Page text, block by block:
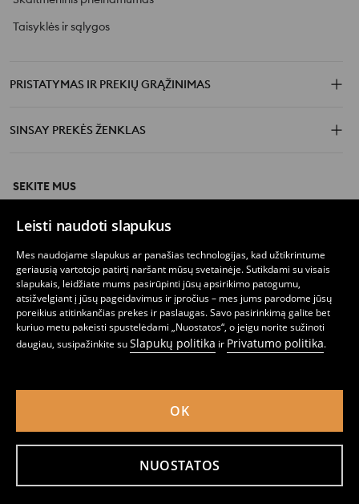
Leisti naudoti slapukus
Mes naudojame slapukus ar panašias technologijas, kad užtikrintume
geriausią vartotojo patirtį naršant mūsų svetainėje. Sutikdami su visais
slapukais, leidžiate mums pasirūpinti jūsų apsirikimo patogumu,
atsižvelgiant į jūsų pageidavimus ir įpročius – mes jums parodome jūsų
poreikius atitinkančias prekes ir paslaugas. Savo pasirinkimą galite bet
kuriuo metu pakeisti spustelėdami „Nuostatos“, o jeigu norite sužinoti
daugiau, susipažinkite suSlapukų politika ir Privatumo politika.
NUOSTATOS
OK
Taisyklės ir sąlygos
PRISTATYMAS IR PREKIŲ GRĄŽINIMAS
SINSAY PREKĖS ŽENKLAS
SEKITE MUS
ATSISIŲSK PROGRAMĖLĘ